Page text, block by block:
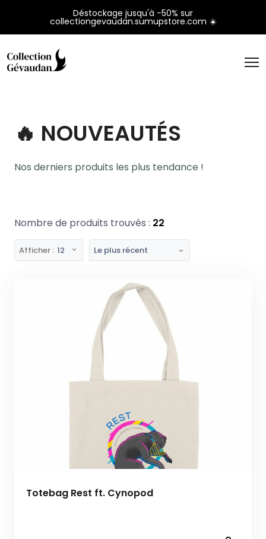
Déstockage jusqu'à -50% sur
collectiongevaudan.sumupstore.com ☀️
🔥 NOUVEAUTÉS
Nos derniers produits les plus tendance !
Nombre de produits trouvés : 22
Afficher : 12 Le plus récent
Totebag Rest ft. Cynopod
Panneau de gestion des cookies